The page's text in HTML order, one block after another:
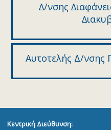
∆/νσης
Αυτοτελής Δ/νσης
Κεντρική Διεύθυνση: